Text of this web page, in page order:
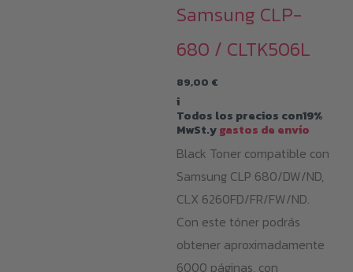
Samsung CLP-
680 / CLTK506L
89,00 €
i
Todos los precios con19%
MwSt.ygastos de envío
Black Toner compatible con
Samsung CLP 680/DW/ND,
CLX 6260FD/FR/FW/ND.
Con este tóner podrás
obtener aproximadamente
6000 páginas, con